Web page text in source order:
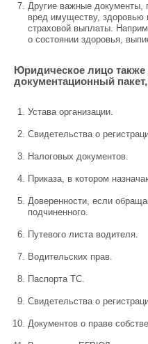
Другие важные
вред имуществу, здоровью
страховой выплаты.
о состоянии здоровья,
Юридическое лицо
документационный
Устава организации.
Свидетельства о
Налоговых документов.
Приказа, в котором
Доверенности, если
подчиненного.
Путевого листа водителя.
Водительских прав.
Паспорта ТС.
Свидетельства о
Документов о праве